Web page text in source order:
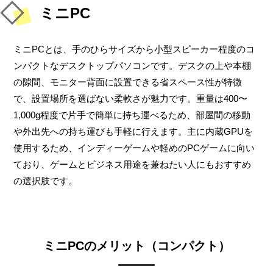
ミニPC
ミニPCとは、手のひらサイズから小型スピーカー程度のコ
ンパクトなデスクトップパソコンです。デスクの上や本棚
の隙間、モニター背面に設置できる省スペース性が特徴
で、設置場所を選ばない柔軟さが魅力です。重量は400〜
1,000g程度で片手で簡単に持ち運べるため、部屋間の移動
や外出先への持ち運びも手軽に行えます。主に内蔵GPUを
使用するため、インディーゲームや軽めのPCゲームに向い
ており、ゲームとビジネス用途を兼ねたい人にもおすすめ
の選択肢です。
ミニPCのメリット（コンパクト）